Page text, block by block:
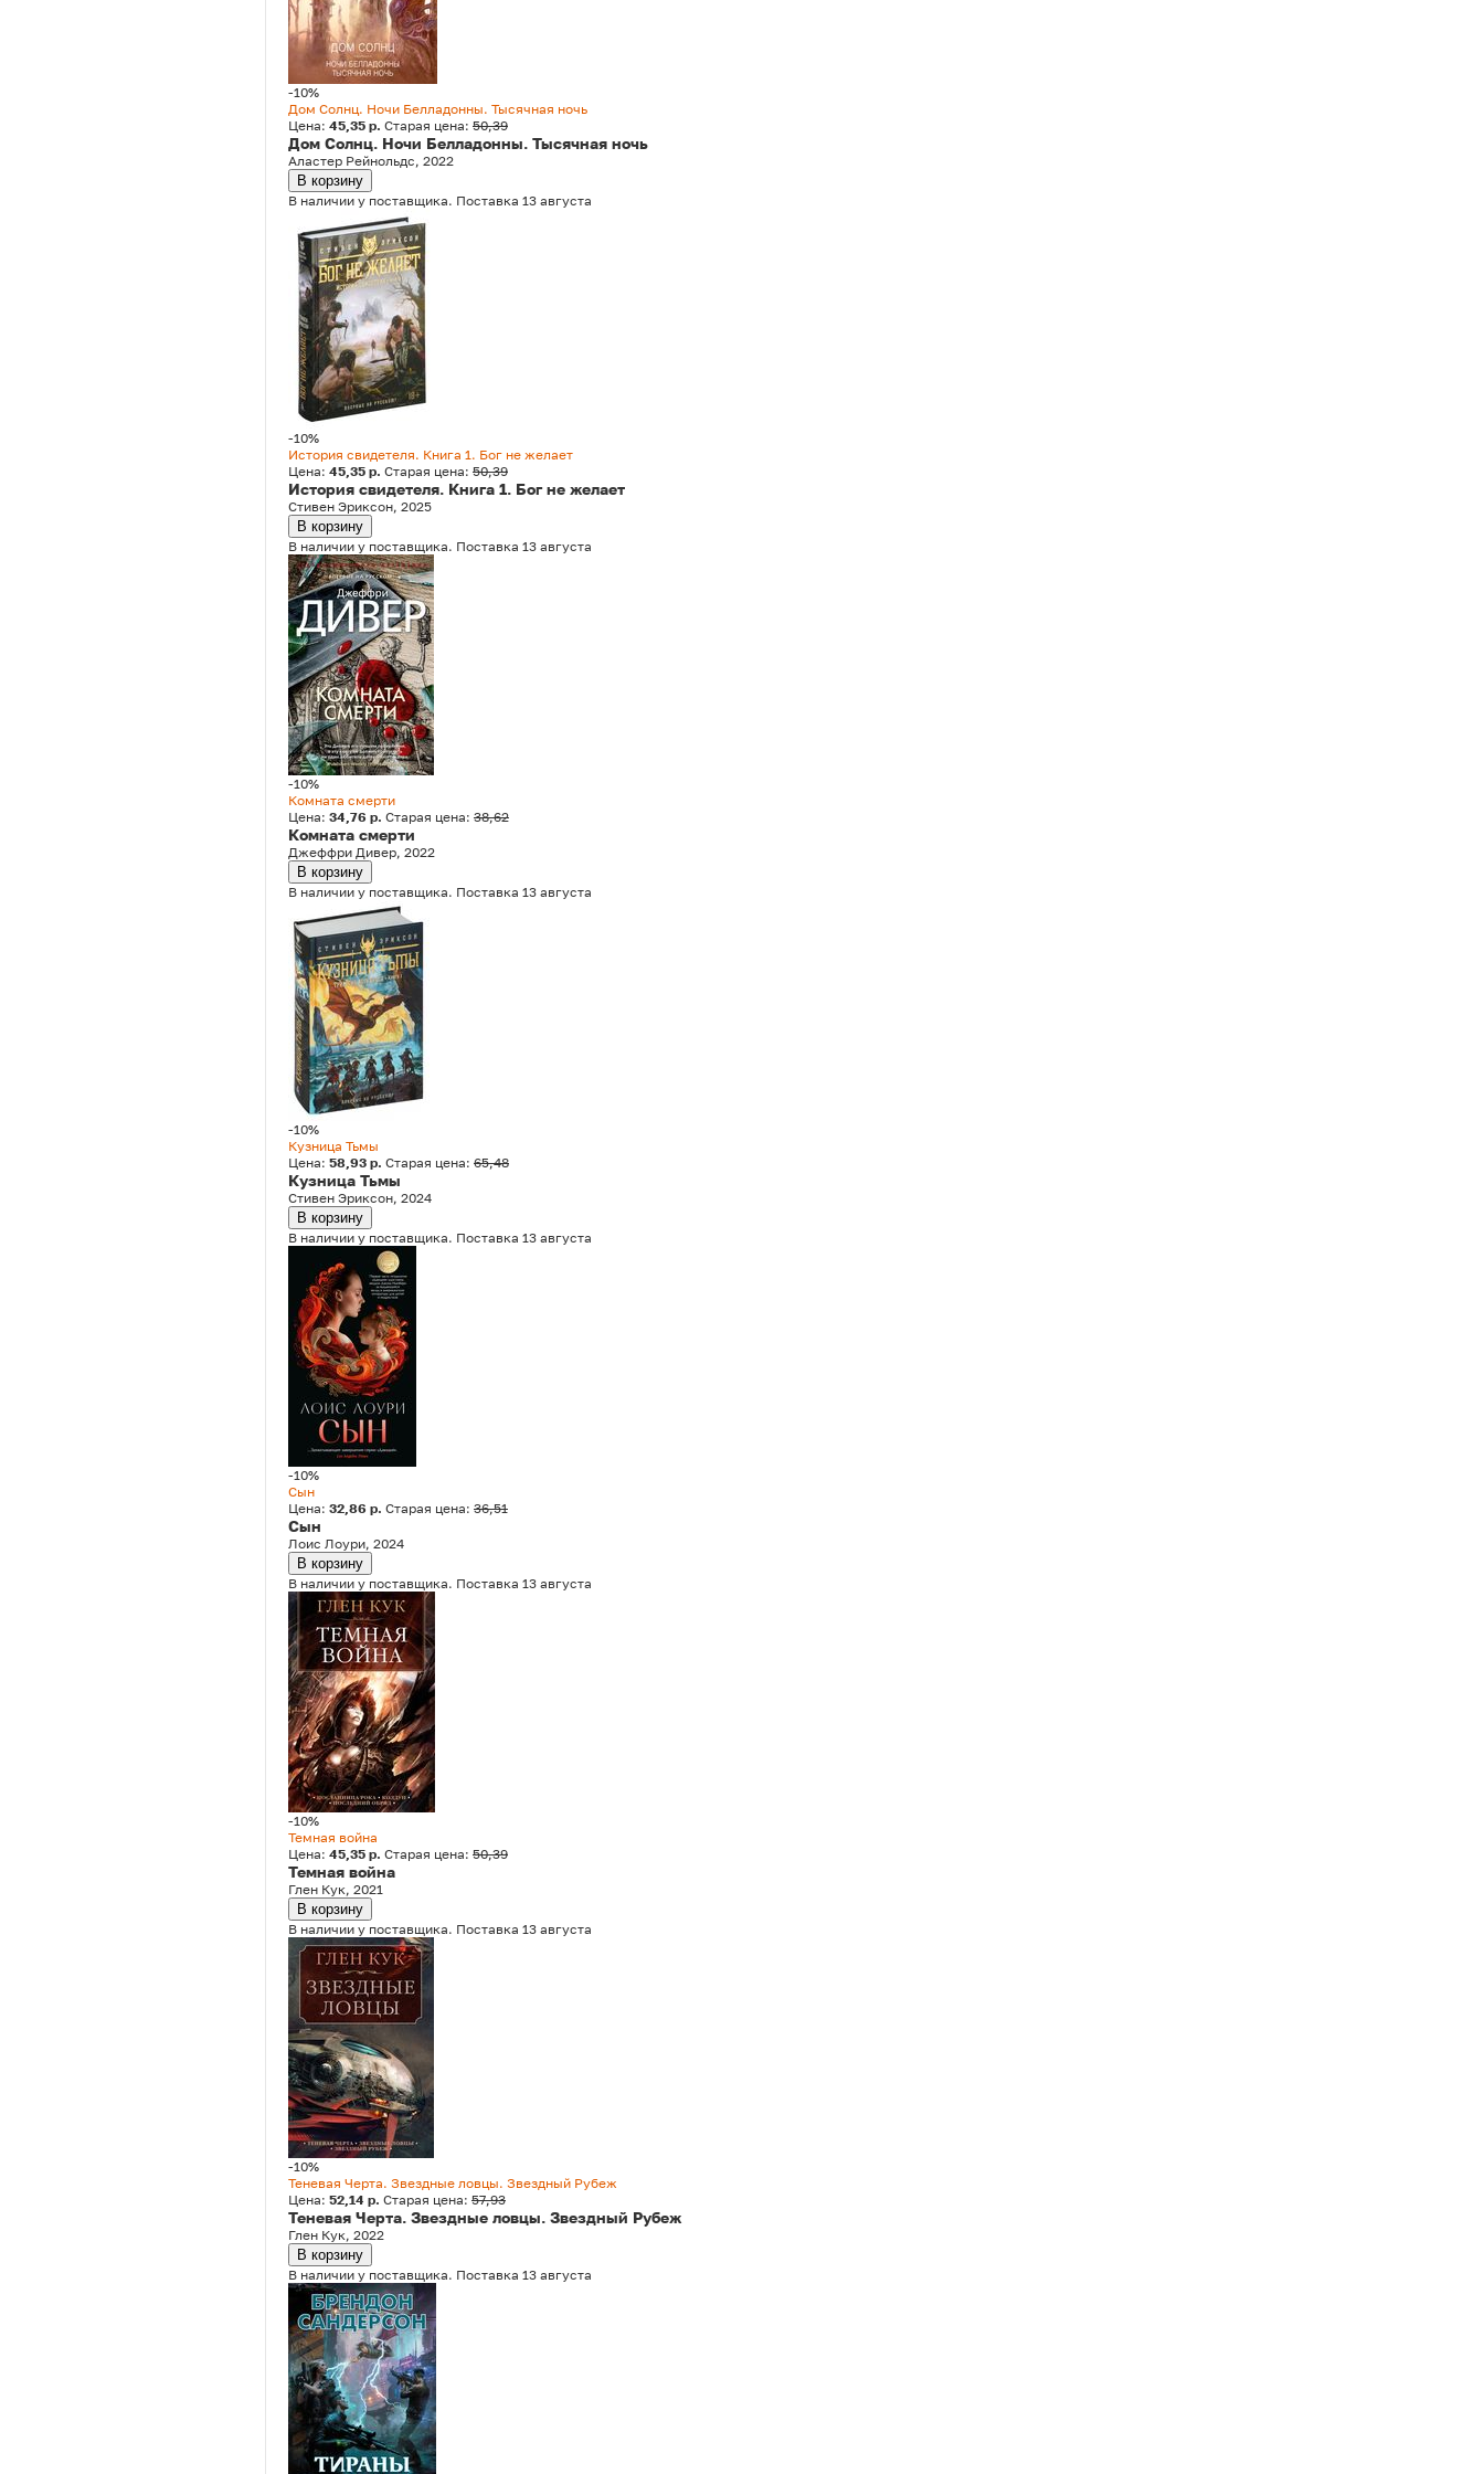
-10%
Дом Солнц. Ночи Белладонны. Тысячная ночь
Цена: 45,35 р. Старая цена: 50,39
Дом Солнц. Ночи Белладонны. Тысячная ночь
Аластер Рейнольдс, 2022
В корзину
В наличии у поставщика. Поставка 13 августа
-10%
История свидетеля. Книга 1. Бог не желает
Цена: 45,35 р. Старая цена: 50,39
История свидетеля. Книга 1. Бог не желает
Стивен Эриксон, 2025
В корзину
В наличии у поставщика. Поставка 13 августа
-10%
Комната смерти
Цена: 34,76 р. Старая цена: 38,62
Комната смерти
Джеффри Дивер, 2022
В корзину
В наличии у поставщика. Поставка 13 августа
-10%
Кузница Тьмы
Цена: 58,93 р. Старая цена: 65,48
Кузница Тьмы
Стивен Эриксон, 2024
В корзину
В наличии у поставщика. Поставка 13 августа
-10%
Сын
Цена: 32,86 р. Старая цена: 36,51
Сын
Лоис Лоури, 2024
В корзину
В наличии у поставщика. Поставка 13 августа
-10%
Темная война
Цена: 45,35 р. Старая цена: 50,39
Темная война
Глен Кук, 2021
В корзину
В наличии у поставщика. Поставка 13 августа
-10%
Теневая Черта. Звездные ловцы. Звездный Рубеж
Цена: 52,14 р. Старая цена: 57,93
Теневая Черта. Звездные ловцы. Звездный Рубеж
Глен Кук, 2022
В корзину
В наличии у поставщика. Поставка 13 августа